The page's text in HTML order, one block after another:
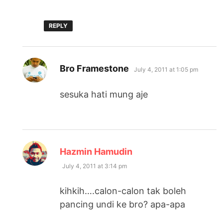
REPLY
Bro Framestone says:
July 4, 2011 at 1:05 pm
sesuka hati mung aje
Hazmin Hamudin
July 4, 2011 at 3:14 pm
kihkih….calon-calon tak boleh
pancing undi ke bro? apa-apa